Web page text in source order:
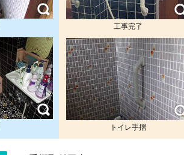
工事完了
トイレ手摺